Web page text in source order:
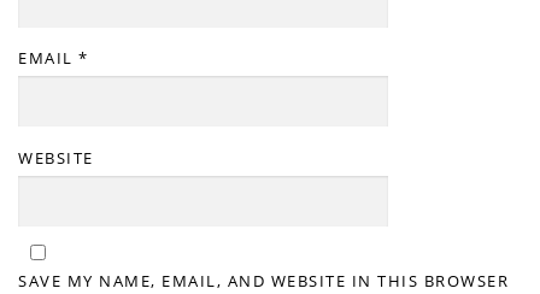
EMAIL *
WEBSITE
SAVE MY NAME, EMAIL, AND WEBSITE IN THIS BROWSER